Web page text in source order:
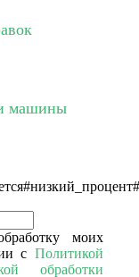
машины
#низкий_процент
моих
с Политикой
обработки